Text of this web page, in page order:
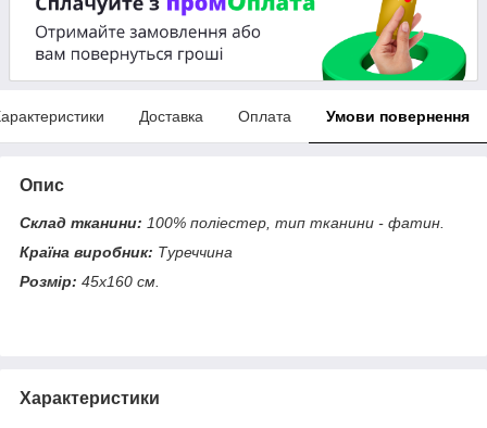
Доставка Оплата Умови повернення
Опис
Склад тканини: 100% поліестер, тип тканини - фатин.
Країна виробник: Туреччина
Розмір: 45х160 см.
Характеристики